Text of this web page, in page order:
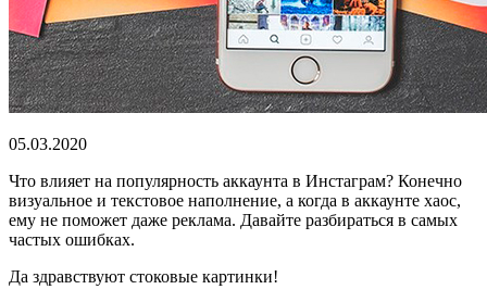
05.03.2020
Что влияет на популярность аккаунта в Инстаграм? Конечно
визуальное и текстовое наполнение, а когда в аккаунте хаос,
ему не поможет даже реклама. Давайте разбираться в самых
частых ошибках.
Да здравствуют стоковые картинки!